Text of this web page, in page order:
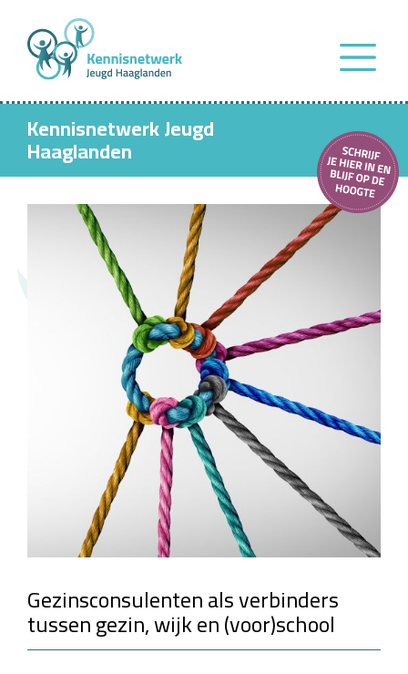
Kennisnetwerk Jeugd
Haaglanden
Gezinsconsulenten als verbinders
tussen gezin, wijk en (voor)school